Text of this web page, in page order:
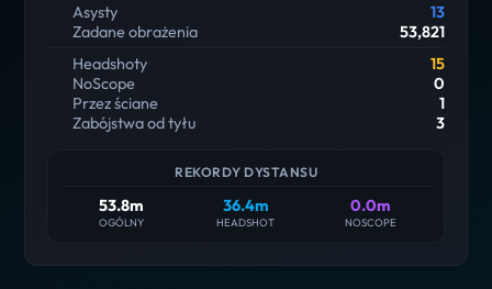
Asysty
13
Zadane obrażenia
53,821
Headshoty
15
NoScope
0
Przez ściane
1
Zabójstwa od tyłu
3
REKORDY DYSTANSU
53.8m
OGÓLNY
36.4m
HEADSHOT
0.0m
NOSCOPE